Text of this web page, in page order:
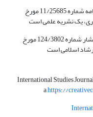
فصلنامه مطالعات بین‌المللی بر پایه آیین نامه شماره 11/25685 مورخ
فصلنامه مطالعات بین‌المللی دارای مجوز انتشار شماره 124/3802 مورخ
International Studies
ahttps://